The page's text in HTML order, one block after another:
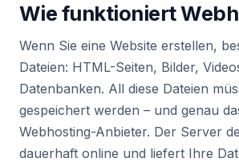
Wie funktioniert
Wenn Sie eine Website erstellen,
Dateien: HTML-Seiten, Bilder,
Datenbanken. All diese Dateien
gespeichert werden – und genau
Webhosting-Anbieter. Der Server
dauerhaft online und liefert Ihre